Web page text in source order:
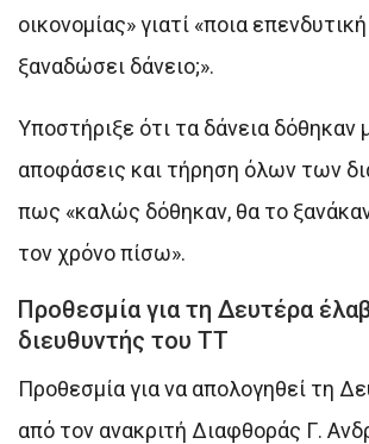
οικονομίας» γιατί «ποια
ξαναδώσει δάνειο;».
Υποστήριξε ότι τα δάνεια
αποφάσεις και τήρηση όλων των
πως «καλώς δόθηκαν, θα το
τον χρόνο πίσω».
Προθεσμία για τη Δευτέρα
διευθυντής του ΤΤ
Προθεσμία για να απολογηθεί τη
από τον ανακριτή Διαφθοράς Γ.